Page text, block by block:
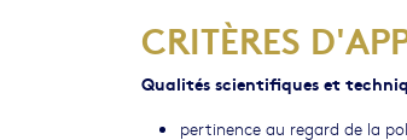
CRITÈRES
Qualités scientifiques et
pertinence au regard de la